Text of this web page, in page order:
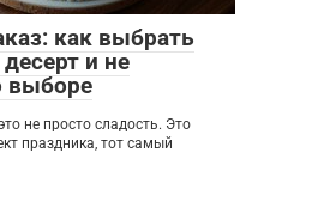
как выбрать
и не
выборе
не просто сладость. Это
праздника, тот самый